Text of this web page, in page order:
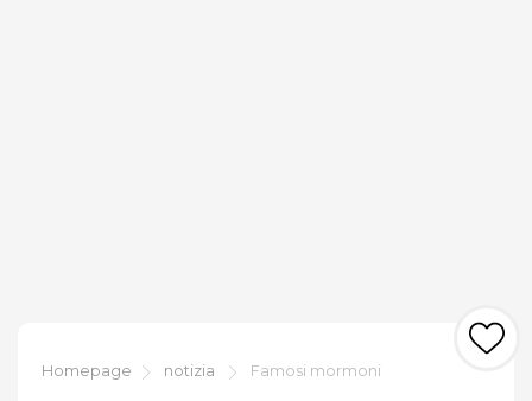
Homepage notizia Famosi mormoni